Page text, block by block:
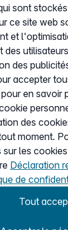
Téléphonie
Connecteur
À propos de
Presse
Programme
Liste de
CGV
sont
ce site web
et
des
des
accepter
en savoir
des
moment.
les
Déclaration
de
Tout